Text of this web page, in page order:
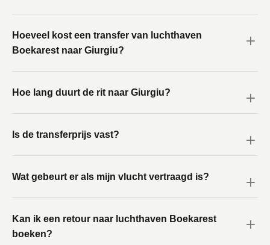
Hoeveel kost een transfer van luchthaven
Boekarest naar Giurgiu?
Hoe lang duurt de rit naar Giurgiu?
Is de transferprijs vast?
Wat gebeurt er als mijn vlucht vertraagd is?
Kan ik een retour naar luchthaven Boekarest
boeken?